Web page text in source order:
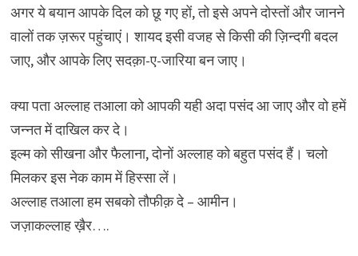
अगर ये बयान आपके दिल को छू गए हों, तो इसे अपने दोस्तों और जानने
वालों तक ज़रूर पहुंचाएं। शायद इसी वजह से किसी की ज़िन्दगी बदल
जाए, और आपके लिए सदक़ा-ए-जारिया बन जाए।
क्या पता अल्लाह तआला को आपकी यही अदा पसंद आ जाए और वो हमें
जन्नत में दाखिल कर दे।
इल्म को सीखना और फैलाना, दोनों अल्लाह को बहुत पसंद हैं। चलो
मिलकर इस नेक काम में हिस्सा लें।
अल्लाह तआला हम सबको तौफीक़ दे – आमीन।
जज़ाकल्लाह ख़ैर….